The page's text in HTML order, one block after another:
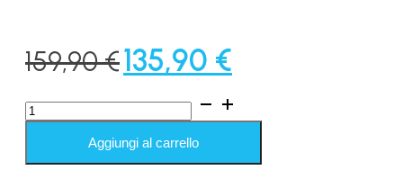
159,90€Il
originale
era:
135,90 €
attuale
è:
Rubinetto
di
Aggiungi al carrello